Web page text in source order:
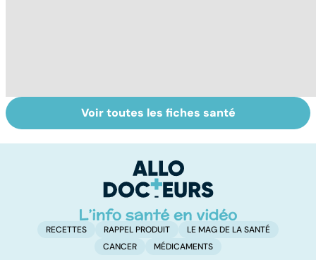
Grand froid : nos
conseils
Perturbateurs
endocriniens :
notre santé
Voir toutes les fiches santé
RECETTES RAPPEL PRODUIT
LE MAG DE LA SANTÉ
CANCER
MÉDICAMENTS